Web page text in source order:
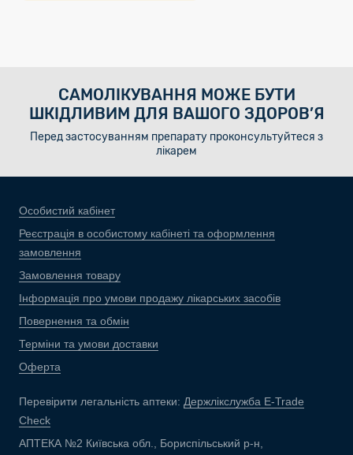
САМОЛІКУВАННЯ МОЖЕ БУТИ
ШКІДЛИВИМ ДЛЯ ВАШОГО ЗДОРОВ’Я
Перед застосуванням препарату проконсультуйтеся з
лікарем
Особистий кабінет
Реєстрація в особистому кабінеті та оформлення
замовлення
Замовлення товару
Інформація про умови продажу лікарських засобів
Повернення та обмін
Терміни та умови доставки
Оферта
Перевірити легальність аптеки: Держлікслужба E-Trade
Check
АПТЕКА №2 Київська обл., Бориспільський р-н,